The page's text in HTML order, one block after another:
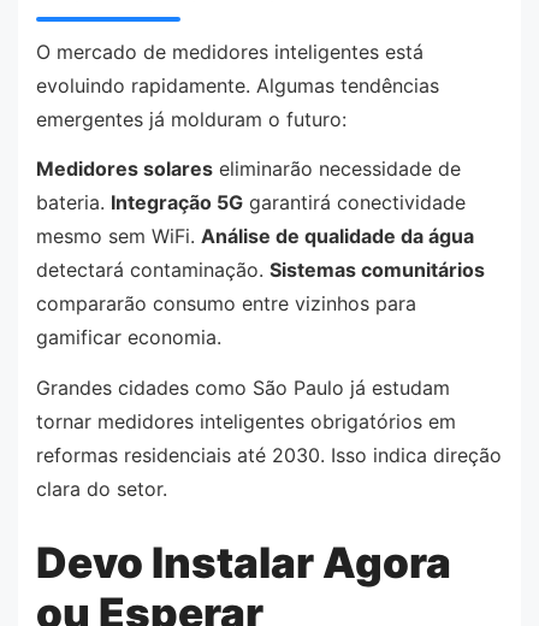
O mercado de medidores inteligentes está
evoluindo rapidamente. Algumas tendências
emergentes já molduram o futuro:
Medidores solares eliminarão necessidade de
bateria. Integração 5G garantirá conectividade
mesmo sem WiFi. Análise de qualidade da água
detectará contaminação. Sistemas comunitários
compararão consumo entre vizinhos para
gamificar economia.
Grandes cidades como São Paulo já estudam
tornar medidores inteligentes obrigatórios em
reformas residenciais até 2030. Isso indica direção
clara do setor.
Devo Instalar Agora
ou Esperar